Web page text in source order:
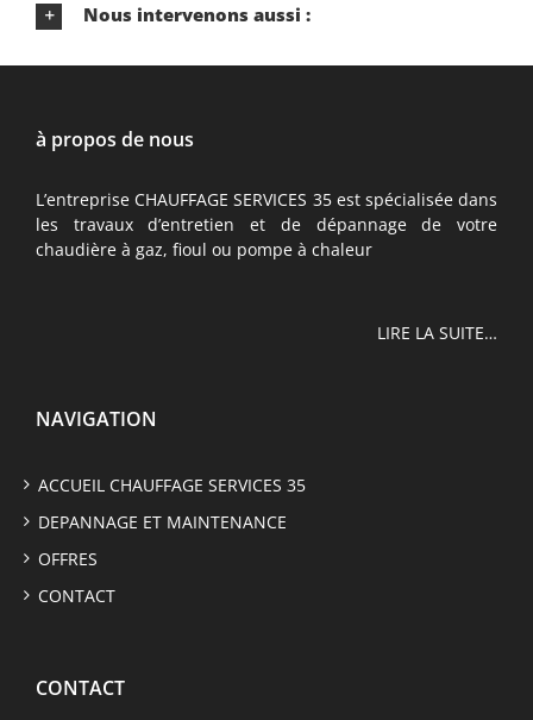
Nous intervenons aussi :
à propos de nous
L’entreprise CHAUFFAGE SERVICES 35 est spécialisée dans
les travaux d’entretien et de dépannage de votre
chaudière à gaz, fioul ou pompe à chaleur
LIRE LA SUITE…
NAVIGATION
ACCUEIL CHAUFFAGE SERVICES 35
DEPANNAGE ET MAINTENANCE
OFFRES
CONTACT
CONTACT